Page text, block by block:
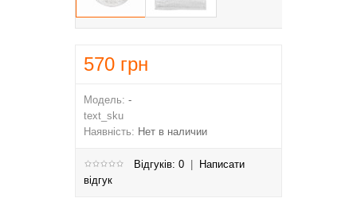
570 грн
Модель: -
text_sku
Наявність: Нет в наличии
Відгуків: 0
Написати
відгук